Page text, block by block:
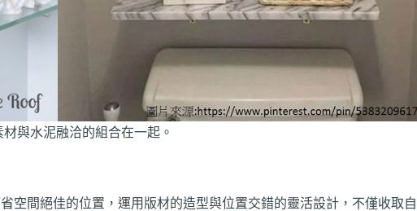
與水泥融洽的組合在一起。
空間絕佳的位置，運用版材的造型與位置交錯的靈活設計，不僅收取